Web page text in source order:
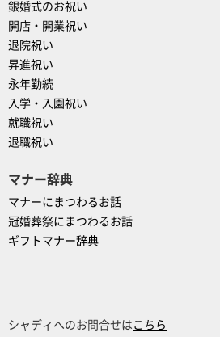
銀婚式のお祝い
開店・開業祝い
退院祝い
昇進祝い
永年勤続
入学・入園祝い
就職祝い
退職祝い
マナー辞典
マナーにまつわるお話
冠婚葬祭にまつわるお話
ギフトマナー辞典
シャディへのお問合せは こちら